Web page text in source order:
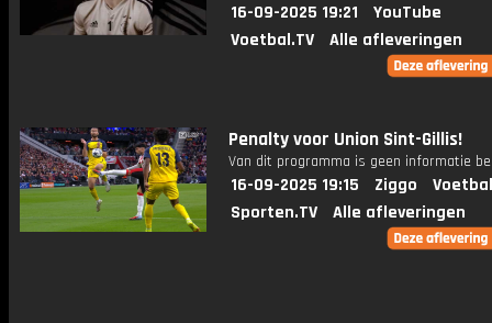
16-09-2025 19:21
YouTube
Voetbal.TV
Alle afleveringen
Penalty voor Union Sint-Gillis!
Van dit programma is geen informatie
16-09-2025 19:15 Ziggo
Sporten.TV
Alle afleveringen